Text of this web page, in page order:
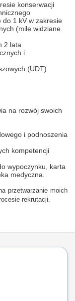
konserwacji
do 1 kV w zakresie
(mile widziane
2 lata
i
(UDT)
na rozwój swoich
i podnoszenia
kompetencji
wypoczynku, karta
medyczna.
przetwarzanie moich
rekrutacji.